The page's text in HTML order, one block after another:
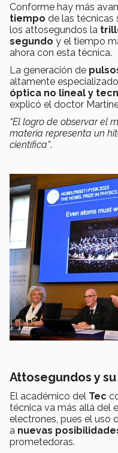
Conforme hay más
tiempo de las técnicas
los attosegundos la
segundo y el tiempo
ahora con esta técnica.
La generación de
altamente
óptica no lineal y
explicó el doctor
“El logro de observar el
materia representa un
científica”.
Attosegundos y
El académico del Tec
técnica va más allá del
electrones, pues el uso
a nuevas
prometedoras.